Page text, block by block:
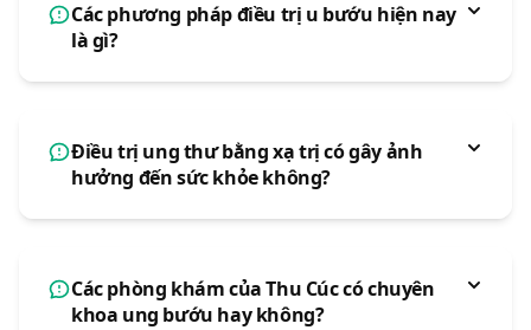
Các phương pháp điều trị u bướu hiện nay
là gì?
Điều trị ung thư bằng xạ trị có gây ảnh
hưởng đến sức khỏe không?
Các phòng khám của Thu Cúc có chuyên
khoa ung bướu hay không?